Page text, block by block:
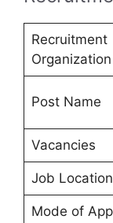
Recruitment
Organization
Post Name
Vacancies
Job Location
Mode of